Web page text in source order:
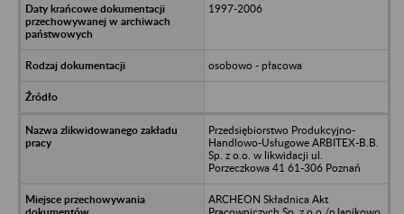
1997-2006
osobowo - płacowa
Przedsiębiorstwo Produkcyjno-
Handlowo-Usługowe ARBITEX-B.B.
Sp. z o.o. w likwidacji ul.
Porzeczkowa 41 61-306 Poznań
ARCHEON Składnica Akt